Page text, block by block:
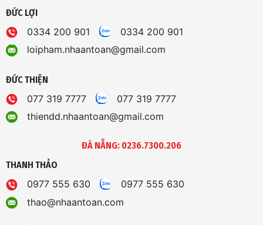
ĐỨC LỢI
0334 200 901
0334 200 901
loipham.nhaantoan@gmail.com
ĐỨC THIỆN
077 319 7777
077 319 7777
thiendd.nhaantoan@gmail.com
ĐÀ NẴNG: 0236.7300.206
THANH THẢO
0977 555 630
0977 555 630
thao@nhaantoan.com